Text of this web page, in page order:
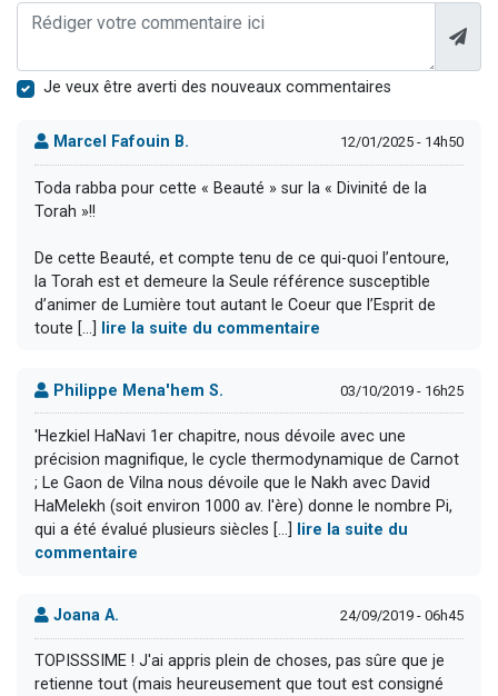
Je veux être averti des nouveaux commentaires
Marcel Fafouin B. 12/01/2025 - 14h50
Toda rabba pour cette « Beauté » sur la « Divinité de la
Torah »!!
De cette Beauté, et compte tenu de ce qui-quoi l’entoure,
la Torah est et demeure la Seule référence susceptible
d’animer de Lumière tout autant le Coeur que l’Esprit de
toute [...]
lire la suite du commentaire
Philippe Mena'hem S. 03/10/2019 - 16h25
'Hezkiel HaNavi 1er chapitre, nous dévoile avec une
précision magnifique, le cycle thermodynamique de Carnot
; Le Gaon de Vilna nous dévoile que le Nakh avec David
HaMelekh (soit environ 1000 av. l'ère) donne le nombre Pi,
qui a été évalué plusieurs siècles [...]
lire la suite du
commentaire
Joana A. 24/09/2019 - 06h45
TOPISSSIME ! J'ai appris plein de choses, pas sûre que je
retienne tout (mais heureusement que tout est consigné